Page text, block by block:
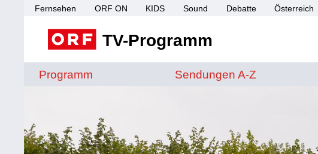
Fernsehen ORF ON KIDS Sound Debatte Österreich
TV-Programm
Programm Sendungen von A bis Z
Sendungen A-Z